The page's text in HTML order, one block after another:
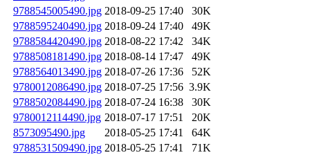
9788545005490.jpg 2018-09-25 17:40
30K
9788595240490.jpg 2018-09-24 17:40
49K
9788584420490.jpg 2018-08-22 17:42
34K
9788508181490.jpg 2018-08-14 17:47
49K
9788564013490.jpg 2018-07-26 17:36
52K
9780012086490.jpg 2018-07-25 17:56 3.9K
9788502084490.jpg 2018-07-24 16:38
30K
9780012114490.jpg 2018-07-17 17:51
20K
8573095490.jpg
2018-05-25 17:41
64K
9788531509490.jpg 2018-05-25 17:41
71K